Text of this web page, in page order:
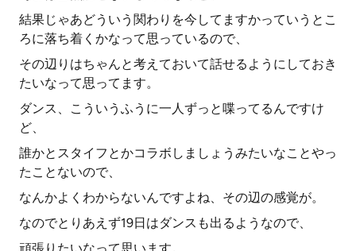
結果じゃあどういう関わりを今してますかっていうとこ
ろに落ち着くかなって思っているので、
その辺りはちゃんと考えておいて話せるようにしておき
たいなって思ってます。
ダンス、こういうふうに一人ずっと喋ってるんですけ
ど、
誰かとスタイフとかコラボしましょうみたいなことやっ
たことないので、
なんかよくわからないんですよね、その辺の感覚が。
なのでとりあえず19日はダンスも出るようなので、